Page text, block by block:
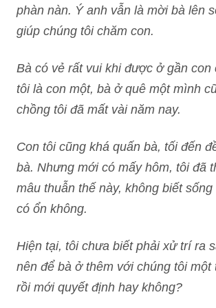
phàn nàn. Ý anh vẫn là mời bà lên
giúp chúng tôi chăm con.
Bà có vẻ rất vui khi được ở gần con
tôi là con một, bà ở quê một mình
chồng tôi đã mất vài năm nay.
Con tôi cũng khá quấn bà, tối đến
bà. Nhưng mới có mấy hôm, tôi đã
mâu thuẫn thế này, không biết
có ổn không.
Hiện tại, tôi chưa biết phải xử trí ra
nên để bà ở thêm với chúng tôi một
rồi mới quyết định hay không?